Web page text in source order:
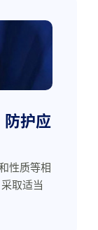
防护应
性质等相
取适当